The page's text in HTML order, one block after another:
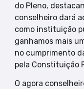
do Pleno,
conselheiro dará
como instituição
ganhamos mais
no cumprimento
pela Constituição
O agora